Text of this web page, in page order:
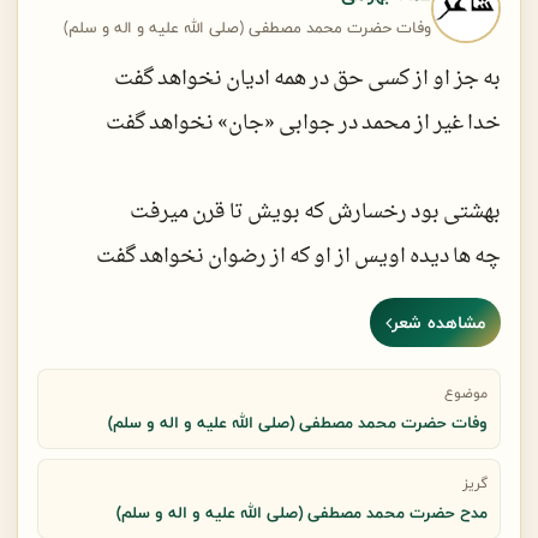
وفات حضرت محمد مصطفی (صلی الله علیه و اله و سلم)
به جز او از کسی حق در همه ادیان نخواهد گفت
خدا غیر از محمد در جوابی «جان» نخواهد گفت
بهشتی بود رخسارش که بویش تا قرن میرفت
چه ها دیده اویس از او که از رضوان نخواهد گفت
در اقیانوس مِهر رحمهٌ لِلعالمین دیگر
کسی از چشمه‌های رحمت باران نخواهد گفت
به «اِنّی مِثلُکُم» قانع نشو ، دنبال معنا باش
بشر یعنی فقط پیکر ، ز روح و جان نخواهد گفت
مشاهده شعر
موضوع
وفات حضرت محمد مصطفی (صلی الله علیه و اله و سلم)
گریز
مدح حضرت محمد مصطفی (صلی الله علیه و اله و سلم)